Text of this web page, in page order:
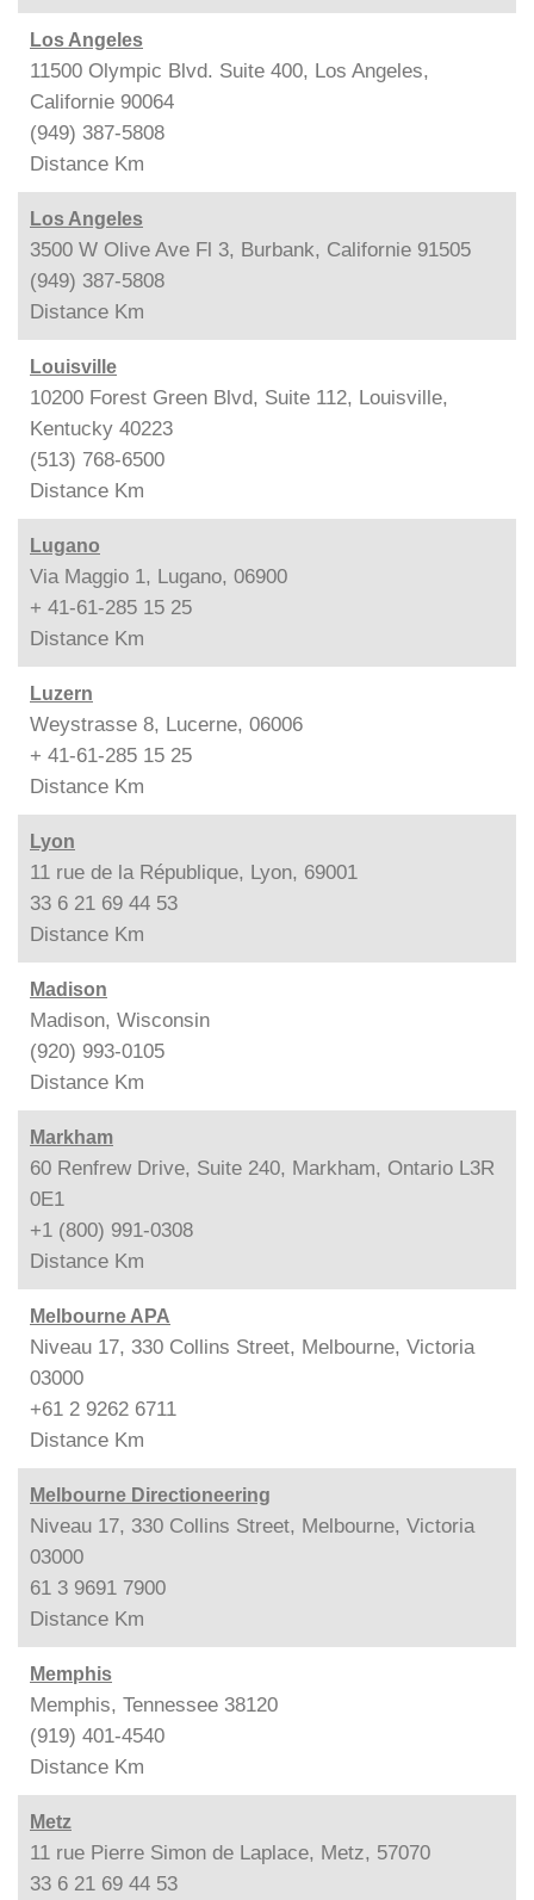
Los Angeles
11500 Olympic Blvd. Suite 400, Los Angeles,
Californie 90064
(949) 387-5808
Distance Km
Los Angeles
3500 W Olive Ave Fl 3, Burbank, Californie 91505
(949) 387-5808
Distance Km
Louisville
10200 Forest Green Blvd, Suite 112, Louisville,
Kentucky 40223
(513) 768-6500
Distance Km
Lugano
Via Maggio 1, Lugano, 06900
+ 41-61-285 15 25
Distance Km
Luzern
Weystrasse 8, Lucerne, 06006
+ 41-61-285 15 25
Distance Km
Lyon
11 rue de la République, Lyon, 69001
33 6 21 69 44 53
Distance Km
Madison
Madison, Wisconsin
(920) 993-0105
Distance Km
Markham
60 Renfrew Drive, Suite 240, Markham, Ontario L3R
0E1
+1 (800) 991-0308
Distance Km
Melbourne APA
Niveau 17, 330 Collins Street, Melbourne, Victoria
03000
+61 2 9262 6711
Distance Km
Melbourne Directioneering
Niveau 17, 330 Collins Street, Melbourne, Victoria
03000
61 3 9691 7900
Distance Km
Memphis
Memphis, Tennessee 38120
(919) 401-4540
Distance Km
Metz
11 rue Pierre Simon de Laplace, Metz, 57070
33 6 21 69 44 53